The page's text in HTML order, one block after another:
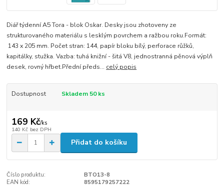
Diář týdenní A5 Tora - blok Oskar. Desky jsou zhotoveny ze
strukturovaného materiálu s lesklým povrchem a ražbou roku.Formát:
143 x 205 mm. Počet stran: 144, papír bloku bílý, perforace růžků,
kapitálky, stužka. Vazba: tuhá knižní - šitá V8, jednostranná pěnová výplň
desek, rovný hřbet.Přední předs... celý popis
Dostupnost Skladem 50 ks
169 Kč/ks
140 Kč bez DPH
Přidat do košíku
Číslo produktu:
BTO13-8
EAN kód:
8595179257222